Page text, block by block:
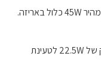
כן, המכשיר תומך בטעינה חוטית הפוכה בהספק של ‎22.5W‎ לטעינת